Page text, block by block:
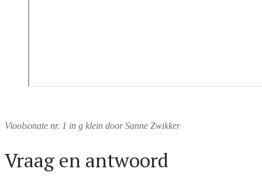
Vioolsonate nr. 1 in g klein door Sanne Zwikker
Vraag en antwoord